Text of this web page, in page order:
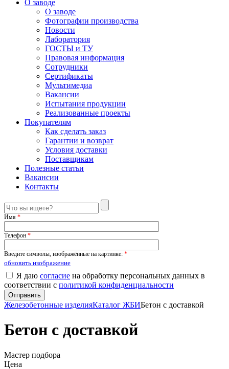
О заводе
О заводе
Фотографии производства
Новости
Лаборатория
ГОСТЫ и ТУ
Правовая информация
Сотрудники
Сертификаты
Мультимедиа
Вакансии
Испытания продукции
Реализованные проекты
Покупателям
Как сделать заказ
Гарантии и возврат
Условия доставки
Поставщикам
Полезные статьи
Вакансии
Контакты
Имя *
Телефон *
Введите символы, изображённые на картинке: *
обновить изображение
Я даю согласие на обработку персональных данных в
соответствии с политикой конфиденциальности
Железобетонные изделияКаталог ЖБИБетон с доставкой
Бетон с доставкой
Мастер подбора
Цена